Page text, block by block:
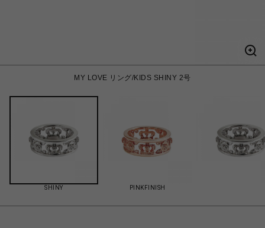
MY LOVE リング/KIDS SHINY 2号
SHINY PINKFINISH